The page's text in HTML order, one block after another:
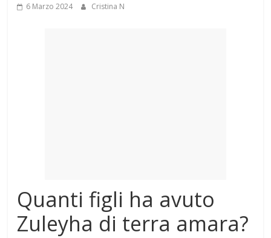
6 Marzo 2024 Cristina N
Quanti figli ha avuto
Zuleyha di terra amara?